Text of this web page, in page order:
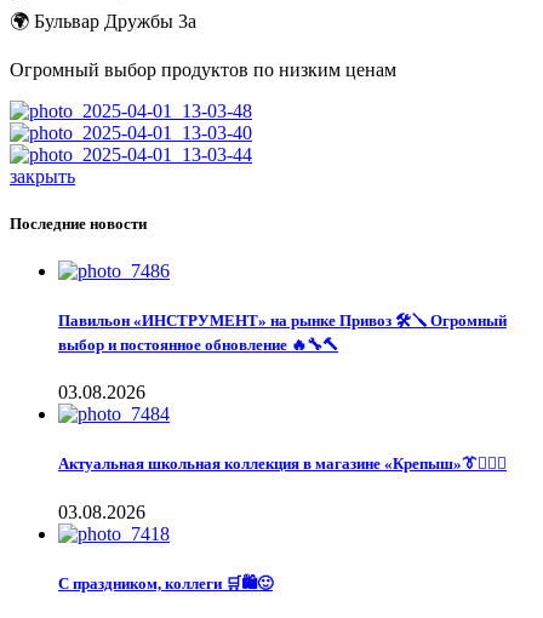
🌍 Бульвар Дружбы 3а
Огромный выбор продуктов по низким ценам
закрыть
Последние новости
Павильон «ИНСТРУМЕНТ» на рынке Привоз 🛠️🪛 Огромный
выбор и постоянное обновление 🔥🔧🔨
03.08.2026
Актуальная школьная коллекция в магазине «Крепыш»👔🙋🏽‍♀️
03.08.2026
С праздником, коллеги 🛒🛍️🙂